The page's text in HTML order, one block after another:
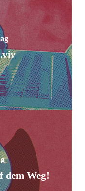
dem Weg!